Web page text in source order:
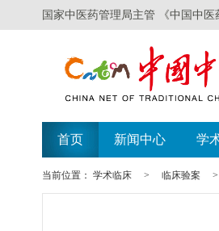
国家中医药管理局主管 《中国中
首页 新闻中心 学
当前位置： 学术临床 > 临床验案